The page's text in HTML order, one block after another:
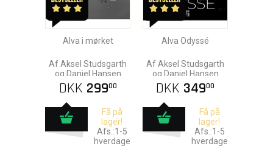
Alva i mørket
Af Aksel Studsgarth
og Daniel Hansen
DKK 29900
Få på
lager!
Afs.:1-5
hverdage
Alva Odyssé
Af Aksel Studsgarth
og Daniel Hansen
DKK 34900
Få på
lager!
Afs.:1-5
hverdage